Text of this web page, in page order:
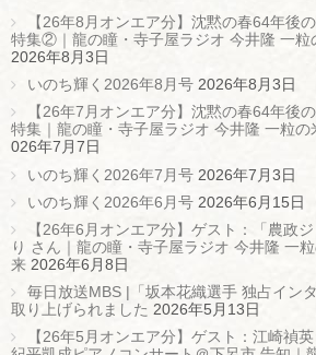
【26年8月オンエア分】沈黙の春64年後
特集②｜龍の瞳・寺子屋ラジオ 今井隆 一粒
2026年8月3日
いのち輝く2026年8月号 2026年8月3日
【26年7月オンエア分】沈黙の春64年後
特集｜龍の瞳・寺子屋ラジオ 今井隆 一粒
026年7月7日
いのち輝く2026年7月号 2026年7月3日
いのち輝く2026年6月号 2026年6月15日
【26年6月オンエア分】ゲスト：「農政
り さん｜龍の瞳・寺子屋ラジオ 今井隆 一
来 2026年6月8日
毎日放送MBS |「坂本花織選手 独占イン
取り上げられました 2026年5月13日
【26年5月オンエア分】ゲスト：江崎